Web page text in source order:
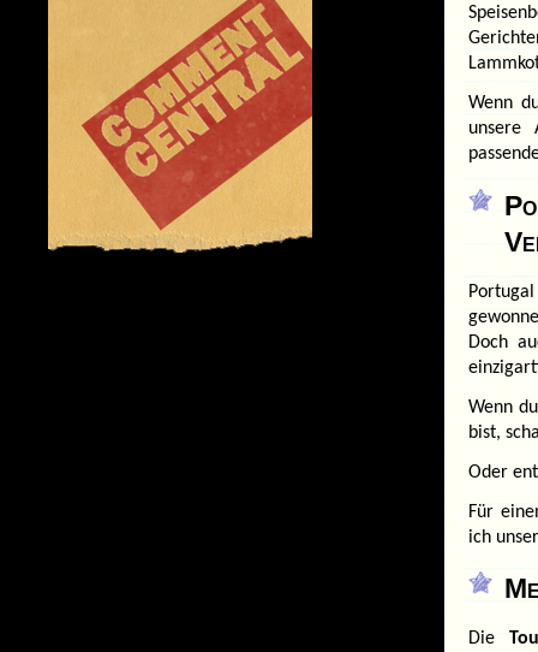
Wenn
unsere
Doch
Wenn
bist,
Oder
Für
ich
Die